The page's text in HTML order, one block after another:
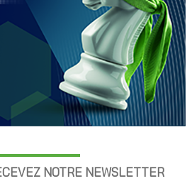
NOTRE NEWSLETTER